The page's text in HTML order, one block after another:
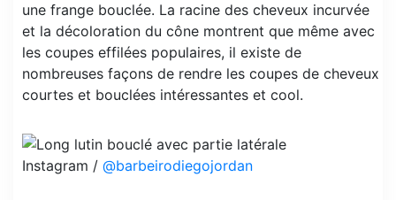
une frange bouclée. La racine des cheveux incurvée
et la décoloration du cône montrent que même avec
les coupes effilées populaires, il existe de
nombreuses façons de rendre les coupes de cheveux
courtes et bouclées intéressantes et cool.
Instagram / @barbeirodiegojordan